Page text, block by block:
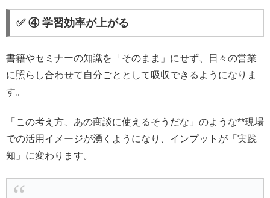
✅ ④ 学習効率が上がる
書籍やセミナーの知識を「そのまま」にせず、日々の営業
に照らし合わせて自分ごととして吸収できるようになりま
す。
「この考え方、あの商談に使えるそうだな」のような**現場
での活用イメージが湧くようになり、インプットが「実践
知」に変わります。